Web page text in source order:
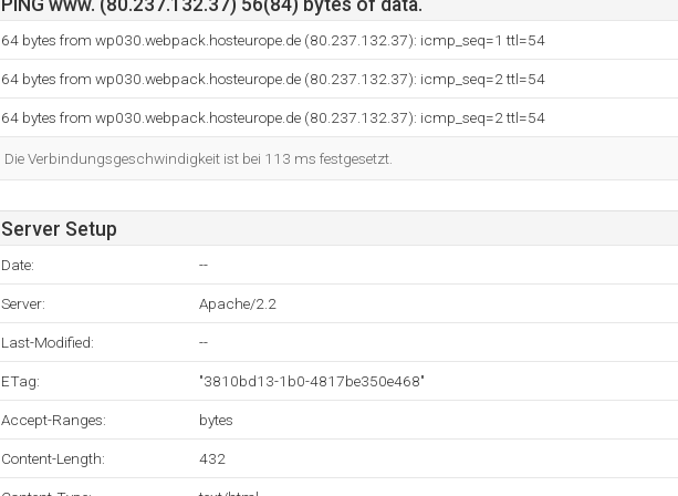
PING www. (80.237.132.37) 56(84) bytes of data.
64 bytes from wp030.webpack.hosteurope.de (80.237.132.37): icmp_seq=1 ttl=54
64 bytes from wp030.webpack.hosteurope.de (80.237.132.37): icmp_seq=2 ttl=54
64 bytes from wp030.webpack.hosteurope.de (80.237.132.37): icmp_seq=2 ttl=54
Die Verbindungsgeschwindigkeit ist bei 113 ms festgesetzt.
Server Setup
Date: --
Server: Apache/2.2
Last-Modified: --
ETag: "3810bd13-1b0-4817be350e468"
Accept-Ranges: bytes
Content-Length: 432